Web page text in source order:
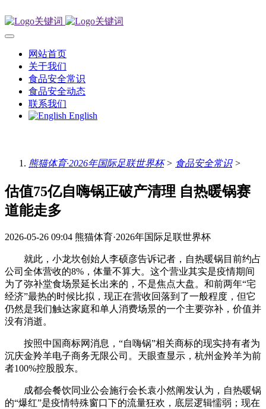
网站首页
关于我们
食品安全常识
食品安全动态
联系我们
English
熊猫体育·2026年国际足联世界杯> 食品安全常识>
估值75亿自嗨锅正破产清理 自热暖锅赛
道能走多
2026-05-26 09:04 熊猫体育·2026年国际足联世界杯
就此，小龙坎创始人李硕彦告诉记者，自热暖锅目前约占
公司全体营收的8%，体量不算大。这个营业其实是疫情期间
为了弥补堂食场景延长出来的，不是焦点大盘。和前两年“宅
经济”最热的时候比拟，现正在营收回落到了一般程度，但它
仍然是我们触达家庭和单人消费场景的一个主要弥补，价值并
没有消逝。
按照中国商标网消息，“自嗨锅”相关商标的现实持有者为
沉庆金羚羊电子商务无限公司。天眼查显示，杭州金羚羊为前
者100%控股股东。
成都会餐饮同业公会施行会长袁小然阐发认为，自热暖锅
的“爆红”是疫情特殊窗口下的流量狂欢，底层逻辑懦弱；现在